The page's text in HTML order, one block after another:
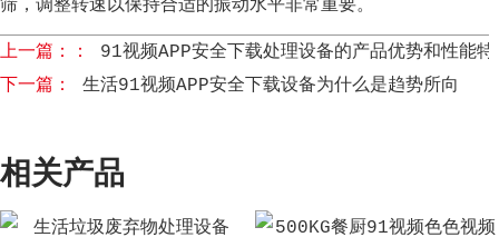
筛，调整转速以保持合适的振动水平非常重要。
上一篇：： 91视频APP安全下载处理设备的产品优势和性能特
下一篇： 生活91视频APP安全下载设备为什么是趋势所向
相关产品